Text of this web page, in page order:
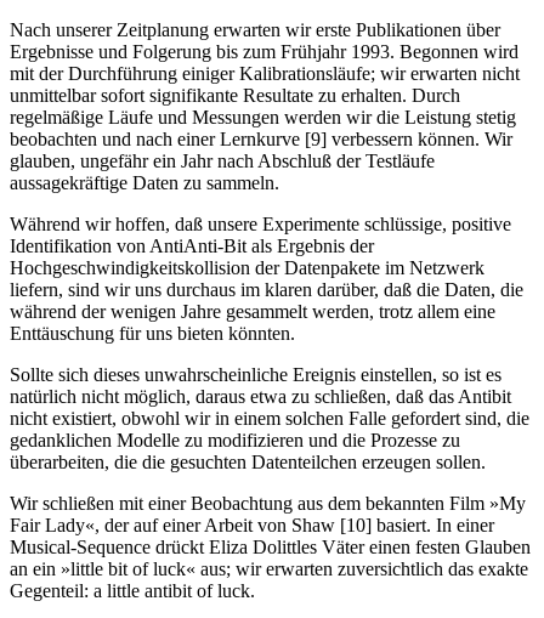
Nach unserer Zeitplanung erwarten wir erste Publikationen über
Ergebnisse und Folgerung bis zum Frühjahr 1993. Begonnen wird
mit der Durchführung einiger Kalibrationsläufe; wir erwarten nicht
unmittelbar sofort signifikante Resultate zu erhalten. Durch
regelmäßige Läufe und Messungen werden wir die Leistung stetig
beobachten und nach einer Lernkurve [9] verbessern können. Wir
glauben, ungefähr ein Jahr nach Abschluß der Testläufe
aussagekräftige Daten zu sammeln.
Während wir hoffen, daß unsere Experimente schlüssige, positive
Identifikation von AntiAnti-Bit als Ergebnis der
Hochgeschwindigkeitskollision der Datenpakete im Netzwerk
liefern, sind wir uns durchaus im klaren darüber, daß die Daten, die
während der wenigen Jahre gesammelt werden, trotz allem eine
Enttäuschung für uns bieten könnten.
Sollte sich dieses unwahrscheinliche Ereignis einstellen, so ist es
natürlich nicht möglich, daraus etwa zu schließen, daß das Antibit
nicht existiert, obwohl wir in einem solchen Falle gefordert sind, die
gedanklichen Modelle zu modifizieren und die Prozesse zu
überarbeiten, die die gesuchten Datenteilchen erzeugen sollen.
Wir schließen mit einer Beobachtung aus dem bekannten Film »My
Fair Lady«, der auf einer Arbeit von Shaw [10] basiert. In einer
Musical-Sequence drückt Eliza Dolittles Väter einen festen Glauben
an ein »little bit of luck« aus; wir erwarten zuversichtlich das exakte
Gegenteil: a little antibit of luck.